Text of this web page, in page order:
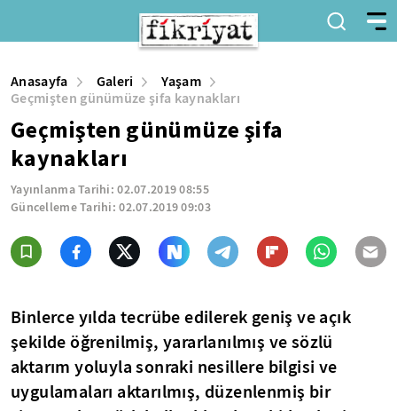
Anasayfa Galeri
Yaşam
Geçmişten günümüze şifa kaynakları
Geçmişten günümüze şifa
kaynakları
Yayınlanma Tarihi:02.07.2019 08:55
Güncelleme Tarihi:02.07.2019 09:03
Binlerce yılda tecrübe edilerek geniş ve açık
şekilde öğrenilmiş, yararlanılmış ve sözlü
aktarım yoluyla sonraki nesillere bilgisi ve
uygulamaları aktarılmış, düzenlenmiş bir